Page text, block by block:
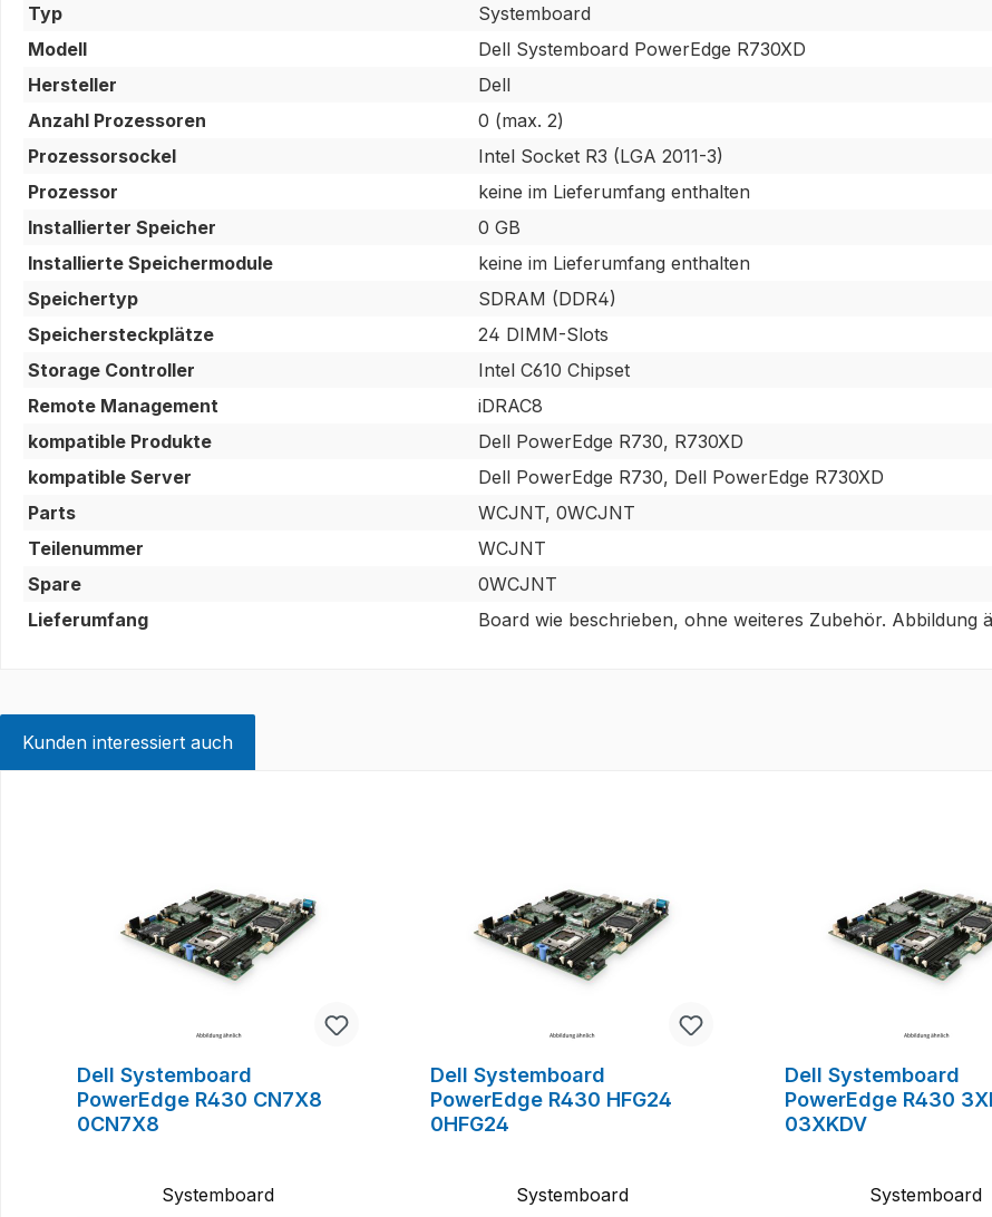
Typ
Systemboard
Modell
Dell Systemboard PowerEdge R730XD
Hersteller
Dell
Anzahl Prozessoren
0 (max. 2)
Prozessorsockel
Intel Socket R3 (LGA 2011-3)
Prozessor
keine im Lieferumfang enthalten
Installierter Speicher
0 GB
Installierte Speichermodule
keine im Lieferumfang enthalten
Speichertyp
SDRAM (DDR4)
Speichersteckplätze
24 DIMM-Slots
Storage Controller
Intel C610 Chipset
Remote Management
iDRAC8
kompatible Produkte
Dell PowerEdge R730, R730XD
kompatible Server
Dell PowerEdge R730, Dell PowerEdge R730XD
Parts
WCJNT, 0WCJNT
Teilenummer
WCJNT
Spare
0WCJNT
Lieferumfang
Board wie beschrieben, ohne weiteres Zubehör. Abbildung
Kunden interessiert auch
Dell Systemboard
PowerEdge R430 CN7X8
0CN7X8
Systemboard
Dell Systemboard
PowerEdge R430 HFG24
0HFG24
Systemboard
Dell Systemboard
PowerEdge R430
03XKDV
Systemboard